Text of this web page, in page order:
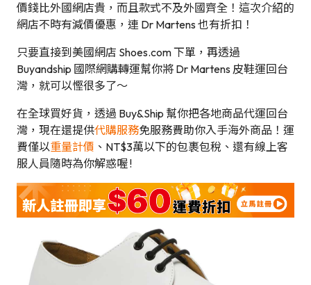
價錢比外國網店貴，而且款式不及外國齊全！這次介紹的
網店不時有減價優惠，連 Dr Martens 也有折扣！
只要直接到美國網店 Shoes.com 下單，再透過
Buyandship 國際網購轉運幫你將 Dr Martens 皮鞋運回台
灣，就可以慳很多了～
在全球買好貨，透過 Buy&Ship 幫你把各地商品代運回台
灣，現在還提供代購服務免服務費助你入手海外商品！運
費僅以重量計價 、NT$3萬以下的包裹包稅、還有線上客
服人員隨時為你解惑喔 !